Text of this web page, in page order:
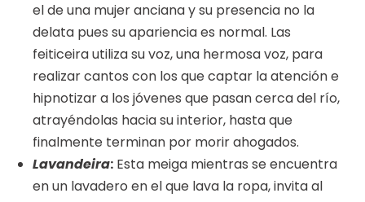
el de una mujer anciana y su presencia no la
delata pues su apariencia es normal. Las
feiticeira utiliza su voz, una hermosa voz, para
realizar cantos con los que captar la atención e
hipnotizar a los jóvenes que pasan cerca del río,
atrayéndolas hacia su interior, hasta que
finalmente terminan por morir ahogados.
Lavandeira: Esta meiga mientras se encuentra
en un lavadero en el que lava la ropa, invita al